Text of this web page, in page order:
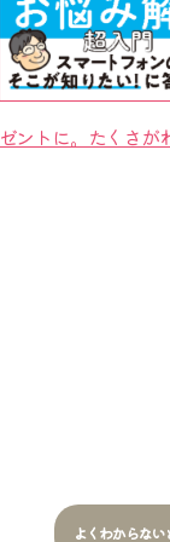
ゼントに。たくさ
よくわからない